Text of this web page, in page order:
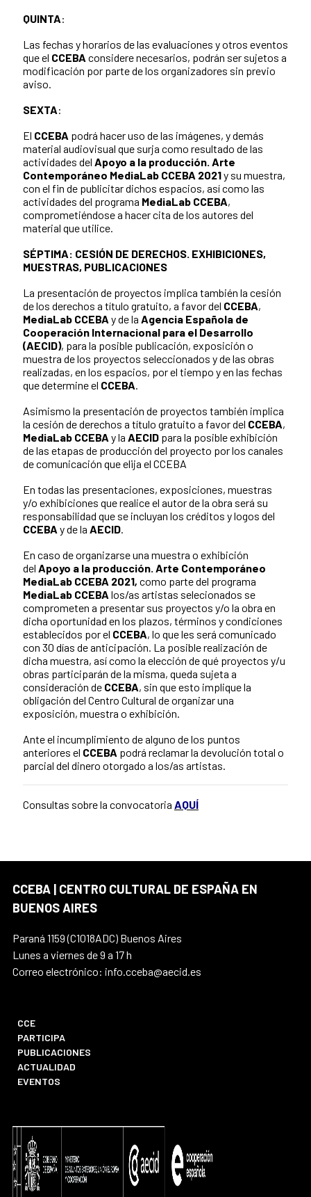
QUINTA:
Las fechas y horarios de las evaluaciones y otros eventos
que el CCEBA considere necesarios, podrán ser sujetos a
modificación por parte de los organizadores sin previo
aviso.
SEXTA:
El CCEBA podrá hacer uso de las imágenes, y demás
material audiovisual que surja como resultado de las
actividades del Apoyo a la producción. Arte
Contemporáneo MediaLab CCEBA 2021y su muestra,
con el fin de publicitar dichos espacios, así como las
actividades del programa MediaLab CCEBA,
comprometiéndose a hacer cita de los autores del
material que utilice.
SÉPTIMA: CESIÓN DE DERECHOS. EXHIBICIONES,
MUESTRAS, PUBLICACIONES
La presentación de proyectos implica también la cesión
de los derechos a título gratuito, a favor del CCEBA,
MediaLab CCEBA y de la Agencia Española de
Cooperación Internacional para el Desarrollo
(AECID), para la posible publicación, exposición o
muestra de los proyectos seleccionados y de las obras
realizadas, en los espacios, por el tiempo y en las fechas
que determine el CCEBA
Asimismo la presentación de proyectos también implica
la cesión de derechos a título gratuito a favor del CCEBA,
MediaLab CCEBA y la AECID para la posible exhibición
de las etapas de producción del proyecto por los canales
de comunicación que elija el CCEBA
En todas las presentaciones, exposiciones, muestras
y/o exhibiciones que realice el autor de la obra será su
responsabilidad que se incluyan los créditos y logos del
CCEBA y de la AECID
En caso de organizarse una muestra o exhibición
del Apoyo a la producción. Arte Contemporáneo
MediaLab CCEBA 2021, como parte del programa
MediaLab CCEBA los/as artistas selecionados se
comprometen a presentar sus proyectos y/o la obra en
dicha oportunidad en los plazos, términos y condiciones
establecidos por el CCEBA, lo que les será comunicado
con 30 días de anticipación. La posible realización de
dicha muestra, así como la elección de qué proyectos y/u
obras participarán de la misma, queda sujeta a
consideración de CCEBA, sin que esto implique la
obligación del Centro Cultural de organizar una
exposición, muestra o exhibición.
Ante el incumplimiento de alguno de los puntos
anteriores el CCEBA podrá reclamar la devolución total o
parcial del dinero otorgado a los/as artistas.
Consultas sobre la convocatoria AQUÍ
CCEBA | CENTRO CULTURAL DE ESPAÑA EN
BUENOS AIRES
Paraná 1159 (C1018ADC) Buenos Aires
Lunes a viernes de 9 a 17 h
Correo electrónico: info.cceba@aecid.es
CCE
PARTICIPA
PUBLICACIONES
ACTUALIDAD
EVENTOS